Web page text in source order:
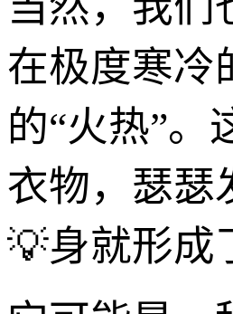
在极度寒冷
的“火热”
衣物，瑟瑟
💡身就形成